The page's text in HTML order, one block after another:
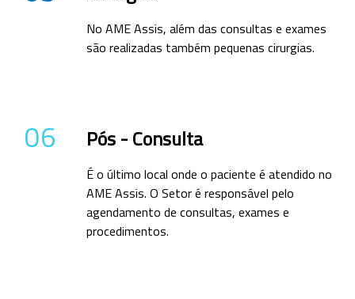
No AME Assis, além das consultas e exames
são realizadas também pequenas cirurgias.
06 Pós - Consulta
É o último local onde o paciente é atendido no
AME Assis. O Setor é responsável pelo
agendamento de consultas, exames e
procedimentos.